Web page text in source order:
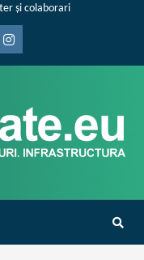
și colaborari
Instagram